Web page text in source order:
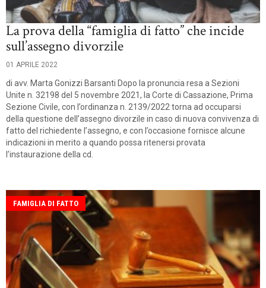
La prova della “famiglia di fatto” che incide
sull’assegno divorzile
01 APRILE 2022
di avv. Marta Gonizzi Barsanti Dopo la pronuncia resa a Sezioni
Unite n. 32198 del 5 novembre 2021, la Corte di Cassazione, Prima
Sezione Civile, con l’ordinanza n. 2139/2022 torna ad occuparsi
della questione dell’assegno divorzile in caso di nuova convivenza di
fatto del richiedente l’assegno, e con l’occasione fornisce alcune
indicazioni in merito a quando possa ritenersi provata
l’instaurazione della cd.
FAMIGLIA DI FATTO